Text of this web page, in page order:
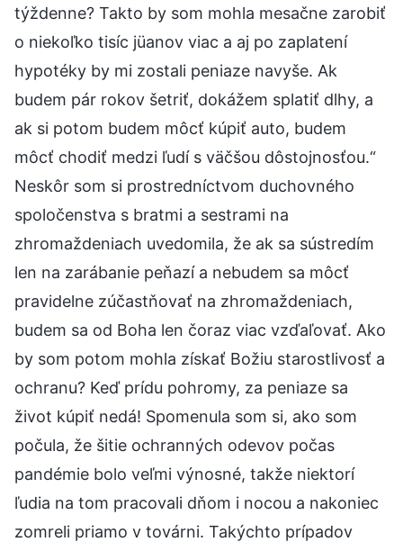
týždenne? Takto by som mohla mesačne zarobiť
o niekoľko tisíc jüanov viac a aj po zaplatení
hypotéky by mi zostali peniaze navyše. Ak
budem pár rokov šetriť, dokážem splatiť dlhy, a
ak si potom budem môcť kúpiť auto, budem
môcť chodiť medzi ľudí s väčšou dôstojnosťou.“
Neskôr som si prostredníctvom duchovného
spoločenstva s bratmi a sestrami na
zhromaždeniach uvedomila, že ak sa sústredím
len na zarábanie peňazí a nebudem sa môcť
pravidelne zúčastňovať na zhromaždeniach,
budem sa od Boha len čoraz viac vzďaľovať. Ako
by som potom mohla získať Božiu starostlivosť a
ochranu? Keď prídu pohromy, za peniaze sa
život kúpiť nedá! Spomenula som si, ako som
počula, že šitie ochranných odevov počas
pandémie bolo veľmi výnosné, takže niektorí
ľudia na tom pracovali dňom i nocou a nakoniec
zomreli priamo v továrni. Takýchto prípadov